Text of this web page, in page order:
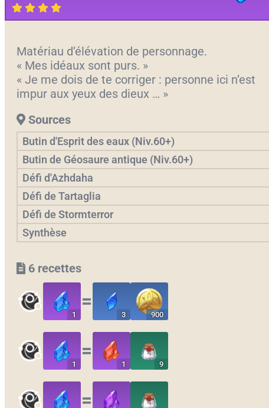
Matériau d’élévation de personnage.
« Mes idéaux sont purs. »
« Je me dois de te corriger : personne ici n’est
impur aux yeux des dieux … »
Sources
Butin d'Esprit des eaux (Niv.60+)
Butin de Géosaure antique (Niv.60+)
Défi d'Azhdaha
Défi de Tartaglia
Défi de Stormterror
Synthèse
6 recettes
1
〓
3 900
1
〓
1 9
〓